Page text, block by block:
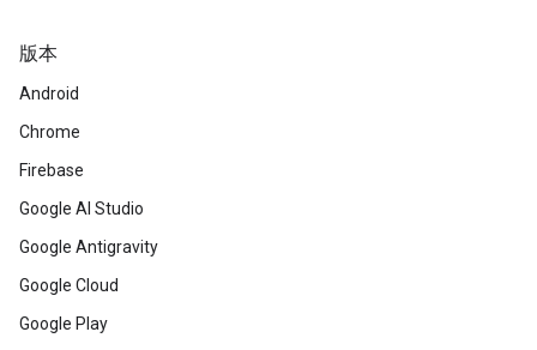
版本
Android
Chrome
Firebase
Google AI Studio
Google Antigravity
Google Cloud
Google Play